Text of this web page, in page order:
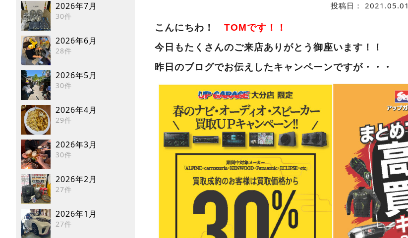
2026年7月
30件
2026年6月
28件
2026年5月
30件
2026年4月
29件
2026年3月
30件
2026年2月
27件
2026年1月
27件
投稿日： 2021.05.01
こんにちわ！ TOMです！！
今日もたくさんのご来店ありがとう御座います！！
昨日のブログでお伝えしたキャンペーンですが・・・